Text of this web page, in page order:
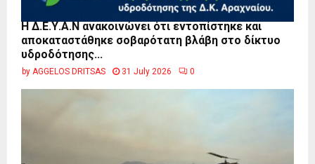
Η Δ.Ε.Υ.Α.Ν ανακοινώνει ότι εντοπίστηκε και
αποκαταστάθηκε σοβαρότατη βλάβη στο δίκτυο
υδροδότησης...
by AGGELOS DRITSAS 31 July 2026 0